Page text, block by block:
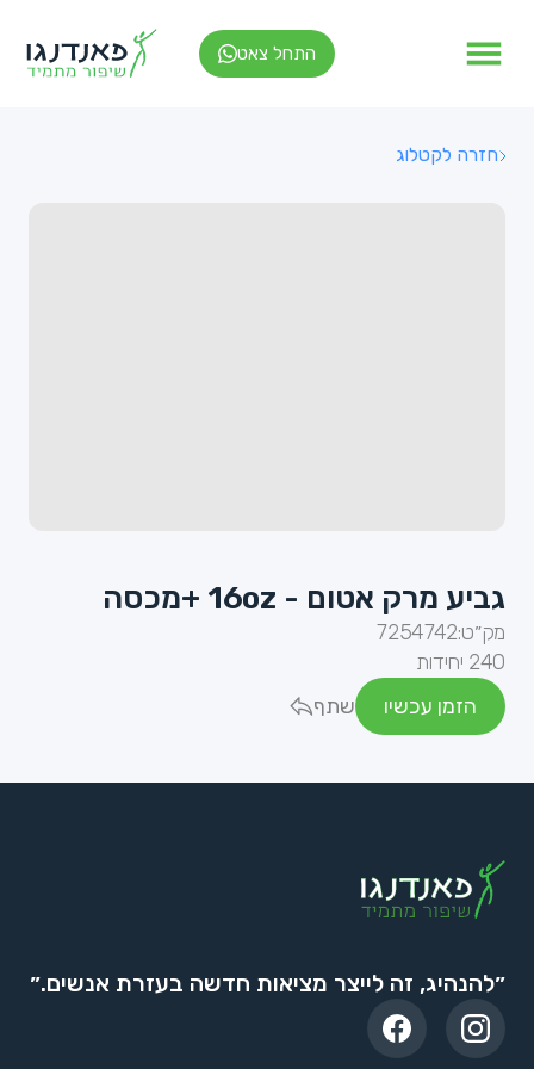
התחל צאט
חזרה לקטלוג
גביע מרק אטום - 16oz +מכסה
מק״ט:7254742
240 יחידות
הזמן עכשיו
שתף
״להנהיג, זה לייצר מציאות חדשה בעזרת אנשים.״